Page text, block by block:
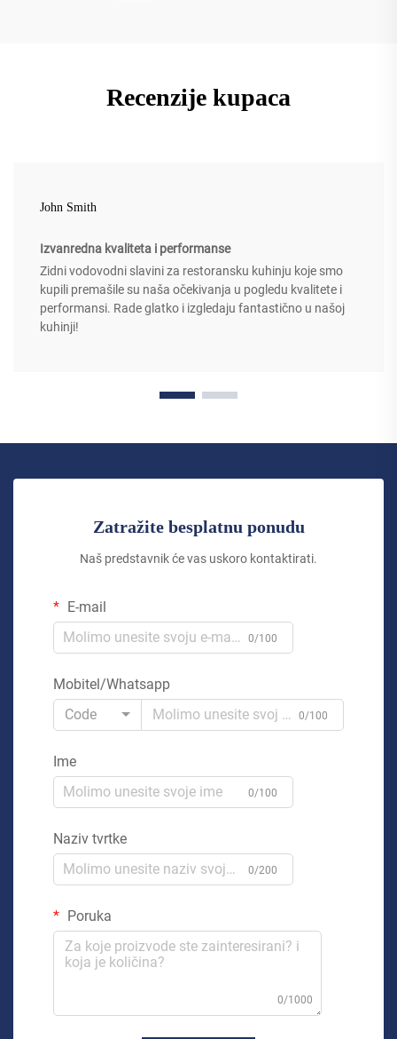
Recenzije kupaca
John Smith
Izvanredna kvaliteta i performanse
Zidni vodovodni slavini za restoransku kuhinju koje smo
kupili premašile su naša očekivanja u pogledu kvalitete i
performansi. Rade glatko i izgledaju fantastično u našoj
kuhinji!
Zatražite besplatnu ponudu
Naš predstavnik će vas uskoro kontaktirati.
E-mail
0/100
Mobitel/Whatsapp
Code
0/100
Ime
0/100
Naziv tvrtke
0/200
Poruka
0/1000